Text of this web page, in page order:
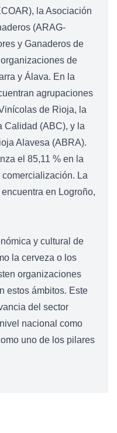
la Asociación
(ARAG-
y Ganaderos de
de
y Álava. En la
agrupaciones
de Rioja, la
Calidad (ABC), y la
Alavesa (ABRA).
el 85,11 % en la
La
en Logroño,
y cultural de
la cerveza o los
organizaciones
estos ámbitos. Este
del sector
nacional como
uno de los pilares